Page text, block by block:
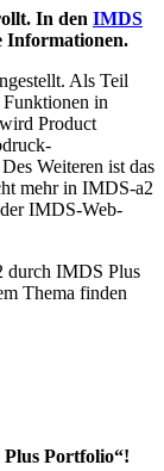
In den IMDS
Informationen.
Als Teil
in
Product
Weiteren ist das
mehr in IMDS-a2
IMDS-Web-
durch IMDS Plus
Thema finden
Portfolio“!